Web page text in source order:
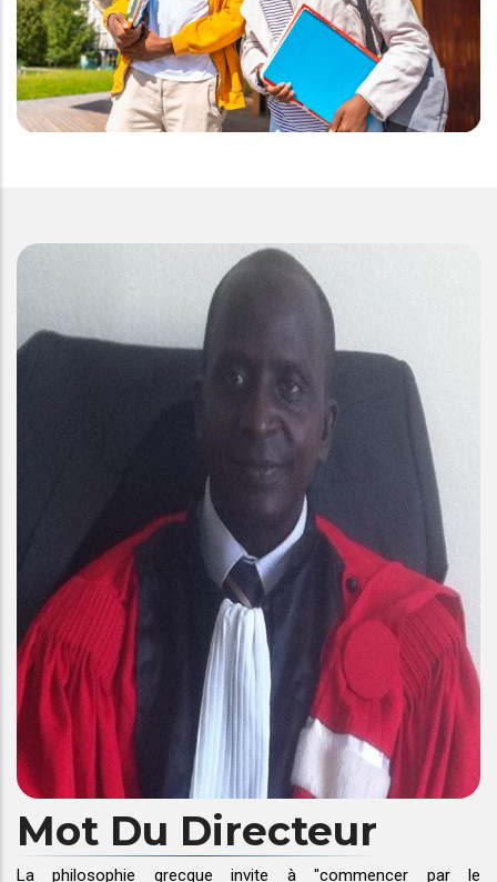
Mot Du Directeur
La philosophie grecque invite à "commencer par le